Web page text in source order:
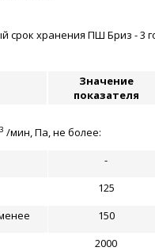
хранения ПШ Бриз - 3
Значение
показателя
3 /мин, Па, не более:
-
125
150
2000